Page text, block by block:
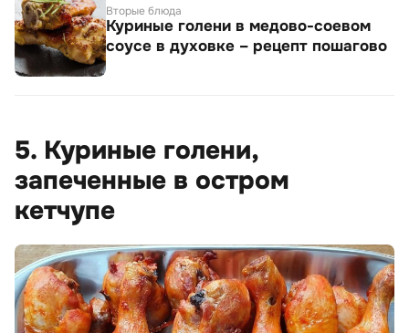
Вторые блюда
Куриные голени в медово-соевом
соусе в духовке – рецепт пошагово
5. Куриные голени,
запеченные в остром
кетчупе